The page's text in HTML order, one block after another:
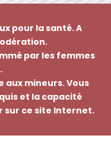
pour la santé. A
par les femmes
aux mineurs. Vous
et la capacité
sur ce site Internet.